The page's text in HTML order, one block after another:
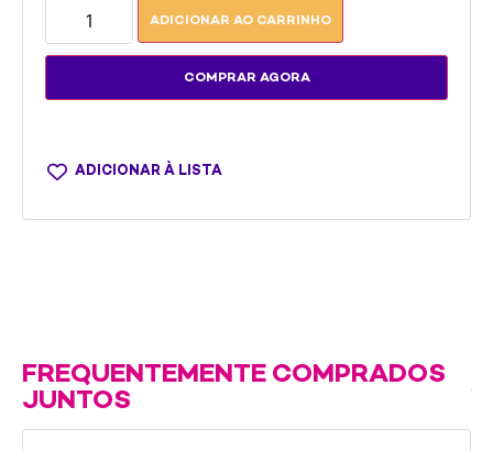
ADICIONAR AO CARRINHO
COMPRAR AGORA
ADICIONAR À LISTA
FREQUENTEMENTE COMPRADOS
JUNTOS